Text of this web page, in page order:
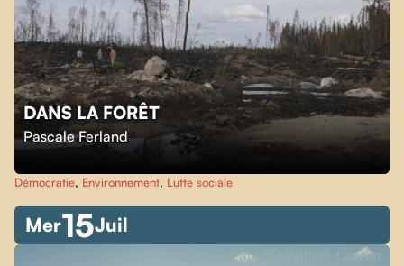
DANS LA FORÊT
Pascale Ferland
Démocratie, Environnement, Lutte sociale
Mer15Juil
Parc Sir-Wilfrid-Laurier